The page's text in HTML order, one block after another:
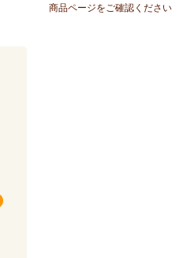
商品ページをご確認ください